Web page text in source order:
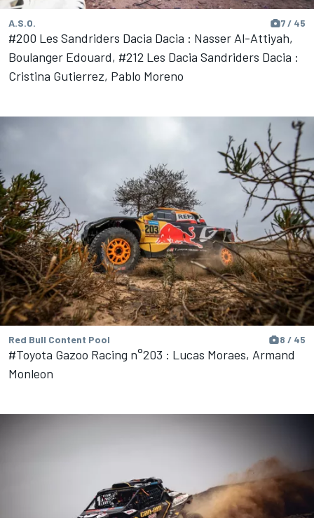
A.S.O. 7 / 45
#200 Les Sandriders Dacia Dacia : Nasser Al-Attiyah,
Boulanger Edouard, #212 Les Dacia Sandriders Dacia :
Cristina Gutierrez, Pablo Moreno
Red Bull Content Pool 8 / 45
#Toyota Gazoo Racing n°203 : Lucas Moraes, Armand
Monleon